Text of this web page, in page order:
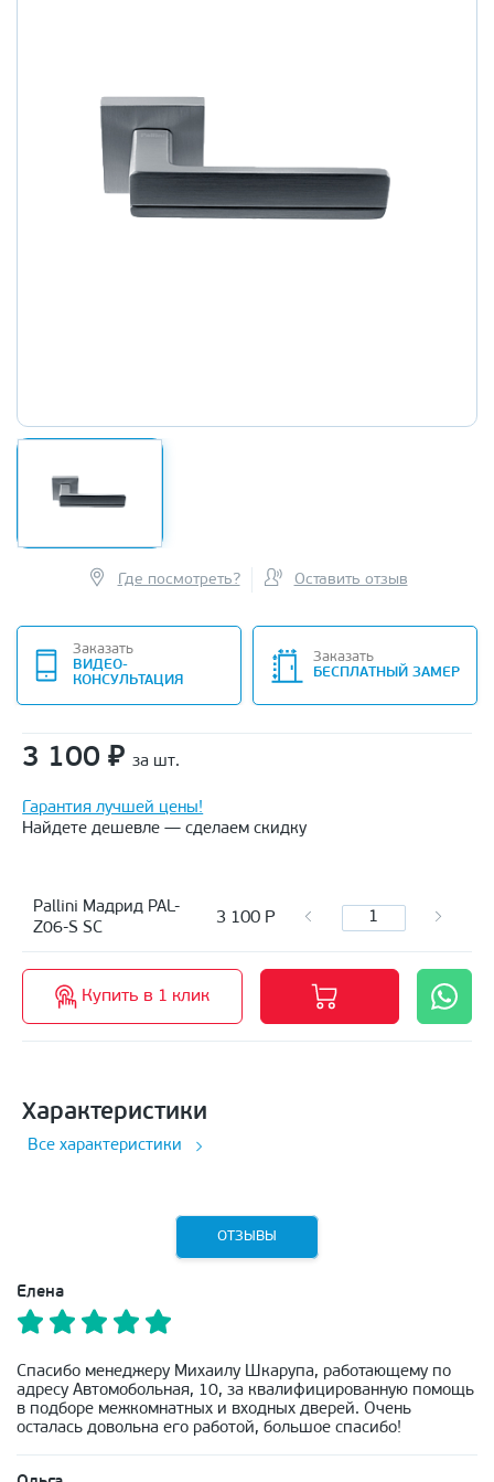
Где посмотреть? Оставить отзыв
Заказать
ВИДЕО-
КОНСУЛЬТАЦИЯ
Заказать
БЕСПЛАТНЫЙ ЗАМЕР
3 100 ₽ за шт.
Гарантия лучшей цены!
Найдете дешевле — сделаем скидку
Pallini Мадрид PAL-
Z06-S SC
3 100 Р
Купить в 1 клик
Характеристики
Все характеристики
ОТЗЫВЫ
Елена
Спасибо менеджеру Михаилу Шкарупа, работающему по
адресу Автомобольная, 10, за квалифицированную помощь
в подборе межкомнатных и входных дверей. Очень
осталась довольна его работой, большое спасибо!